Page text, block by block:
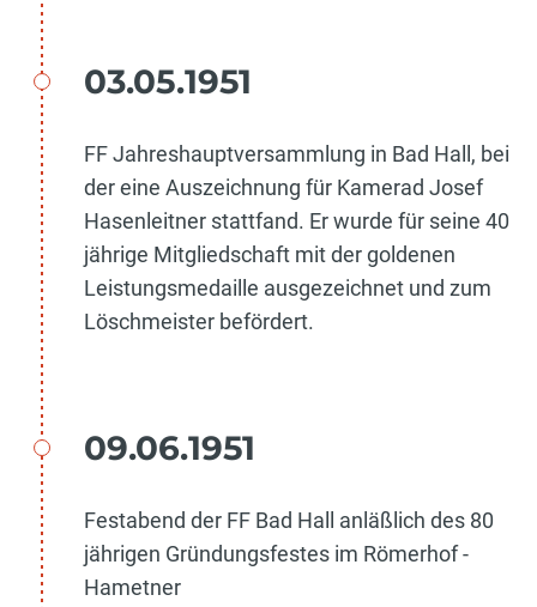
03.05.1951
FF Jahreshauptversammlung in Bad Hall, bei
der eine Auszeichnung für Kamerad Josef
Hasenleitner stattfand. Er wurde für seine 40
jährige Mitgliedschaft mit der goldenen
Leistungsmedaille ausgezeichnet und zum
Löschmeister befördert.
09.06.1951
Festabend der FF Bad Hall anläßlich des 80
jährigen Gründungsfestes im Römerhof -
Hametner